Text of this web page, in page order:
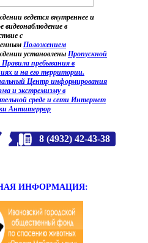
ведется внутреннее и
видеонаблюдение в
с
Положением
установлены Пропускной
пребывания в
и на его территории.
Центр информирования
и экстремизму в
среде и сети Интернет
Антитеррор
8 (4932) 42-43-38
ИНФОРМАЦИЯ: